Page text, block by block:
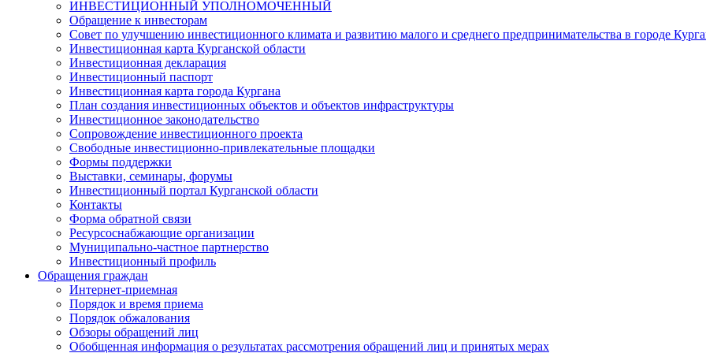
ИНВЕСТИЦИОННЫЙ УПОЛНОМОЧЕННЫЙ
Обращение к инвесторам
Совет по улучшению инвестиционного климата и развитию малого и среднего предпринимательства в городе
Инвестиционная карта Курганской области
Инвестиционная декларация
Инвестиционный паспорт
Инвестиционная карта города Кургана
План создания инвестиционных объектов и объектов инфраструктуры
Инвестиционное законодательство
Сопровождение инвестиционного проекта
Свободные инвестиционно-привлекательные площадки
Формы поддержки
Выставки, семинары, форумы
Инвестиционный портал Курганской области
Контакты
Форма обратной связи
Ресурсоснабжающие организации
Муниципально-частное партнерство
Инвестиционный профиль
Обращения граждан
Интернет-приемная
Порядок и время приема
Порядок обжалования
Обзоры обращений лиц
Обобщенная информация о результатах рассмотрения обращений лиц и принятых мерах